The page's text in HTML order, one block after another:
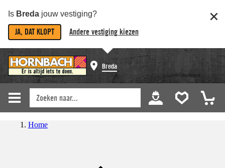
Is Breda jouw vestiging?
JA, DAT KLOPT Andere vestiging kiezen
Breda
Home